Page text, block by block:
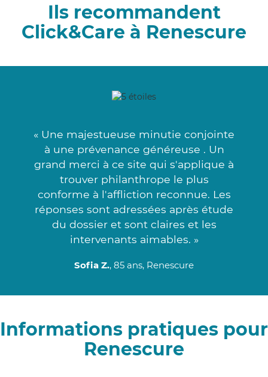
Ils recommandent
Click&Care à Renescure
« Une majestueuse minutie conjointe
à une prévenance généreuse . Un
grand merci à ce site qui s'applique à
trouver philanthrope le plus
conforme à l'affliction reconnue. Les
réponses sont adressées après étude
du dossier et sont claires et les
intervenants aimables. »
Sofia Z., 85 ans, Renescure
Informations pratiques pour
Renescure